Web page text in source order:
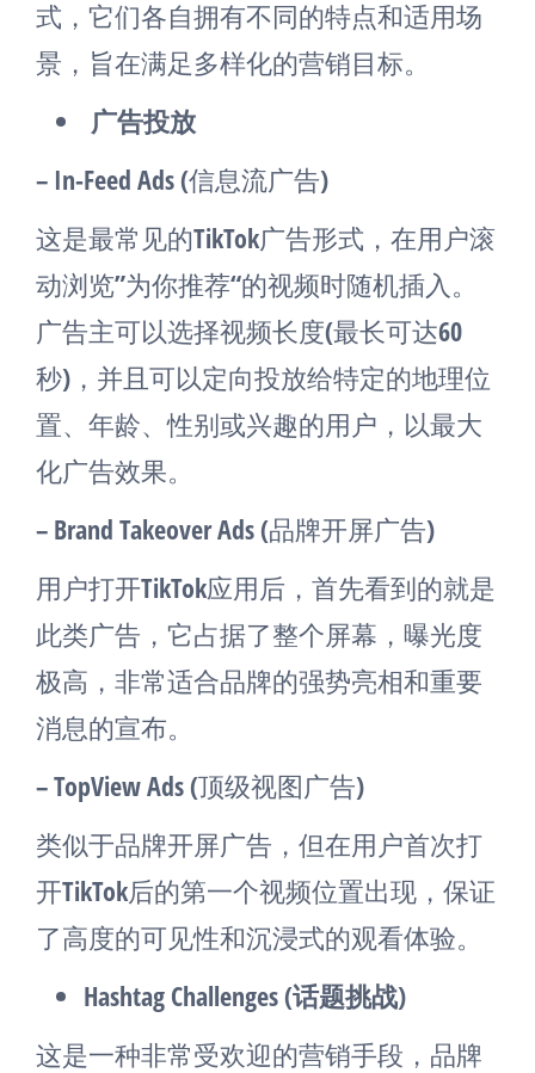
式，它们各自拥有不同的特点和适用场
景，旨在满足多样化的营销目标。
广告投放
– In-Feed Ads (信息流广告)
这是最常见的TikTok广告形式，在用户滚
动浏览”为你推荐“的视频时随机插入。
广告主可以选择视频长度(最长可达60
秒)，并且可以定向投放给特定的地理位
置、年龄、性别或兴趣的用户，以最大
化广告效果。
– Brand Takeover Ads (品牌开屏广告)
用户打开TikTok应用后，首先看到的就是
此类广告，它占据了整个屏幕，曝光度
极高，非常适合品牌的强势亮相和重要
消息的宣布。
– TopView Ads (顶级视图广告)
类似于品牌开屏广告，但在用户首次打
开TikTok后的第一个视频位置出现，保证
了高度的可见性和沉浸式的观看体验。
Hashtag Challenges (话题挑战)
这是一种非常受欢迎的营销手段，品牌